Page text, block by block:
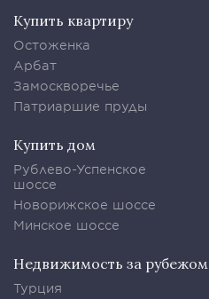
Купить квартиру
Остоженка
Арбат
Замоскворечье
Патриаршие пруды
Купить дом
Рублево-Успенское
шоссе
Новорижское шоссе
Минское шоссе
Недвижимость за рубежом
Турция